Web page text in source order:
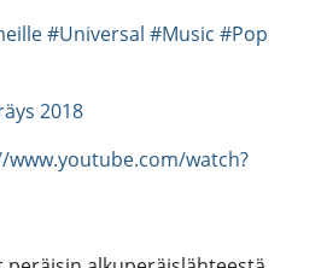
#Universal #Music #Pop
2018
www.youtube.com/watch?